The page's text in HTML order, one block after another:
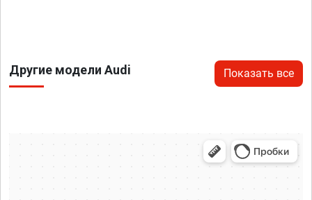
Другие модели Audi Показать все